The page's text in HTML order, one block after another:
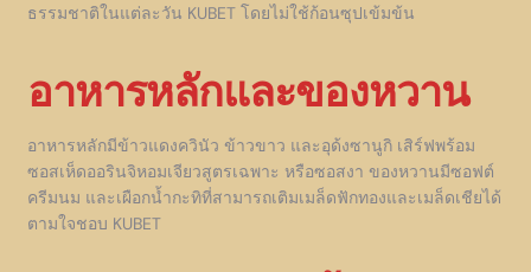
ธรรมชาติในแต่ละวัน KUBET โดยไม่ใช้ก้อนซุปเข้มข้น
อาหารหลักและของหวาน
อาหารหลักมีข้าวแดงควินัว ข้าวขาว และอุด้งซานูกิ เสิร์ฟพร้อม
ซอสเห็ดออรินจิหอมเจียวสูตรเฉพาะ หรือซอสงา ของหวานมีซอฟต์
ครีมนม และเผือกน้ำกะทิที่สามารถเติมเมล็ดฟักทองและเมล็ดเชียได้
ตามใจชอบ KUBET